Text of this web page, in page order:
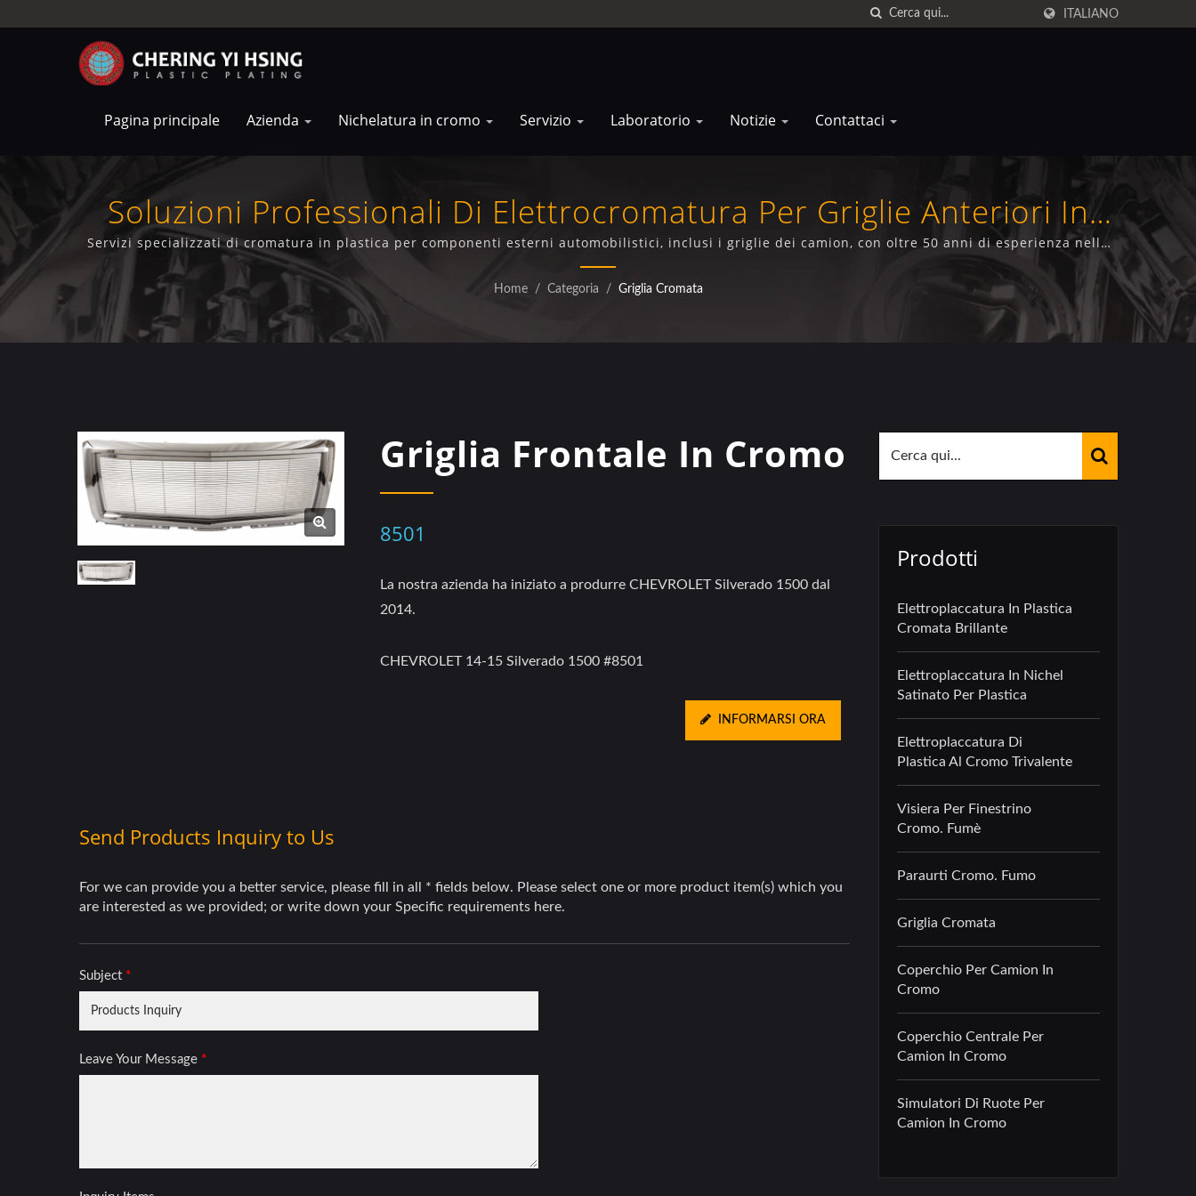
ITALIANO
Pagina principale Azienda Nichelatura in cromo Servizio Laboratorio Notizie Contattaci
Soluzioni Professionali Di Elettrocromatura Per Griglie Anteriori In
Cromo
Servizi specializzati di cromatura in plastica per componenti esterni automobilistici, inclusi i griglie dei camion, con oltre 50 anni di esperienza nella
produzione e certificazione ISO/IEC 17025.
Home / Categoria / Griglia Cromata
Griglia Frontale In Cromo
8501
La nostra azienda ha iniziato a produrre CHEVROLET Silverado 1500 dal
2014.
CHEVROLET 14-15 Silverado 1500 #8501
INFORMARSI ORA
Prodotti
Elettroplaccatura In Plastica
Cromata Brillante
Elettroplaccatura In Nichel
Satinato Per Plastica
Elettroplaccatura Di
Plastica Al Cromo Trivalente
Visiera Per Finestrino
Cromo. Fumè
Paraurti Cromo. Fumo
Griglia Cromata
Coperchio Per Camion In
Cromo
Coperchio Centrale Per
Camion In Cromo
Simulatori Di Ruote Per
Camion In Cromo